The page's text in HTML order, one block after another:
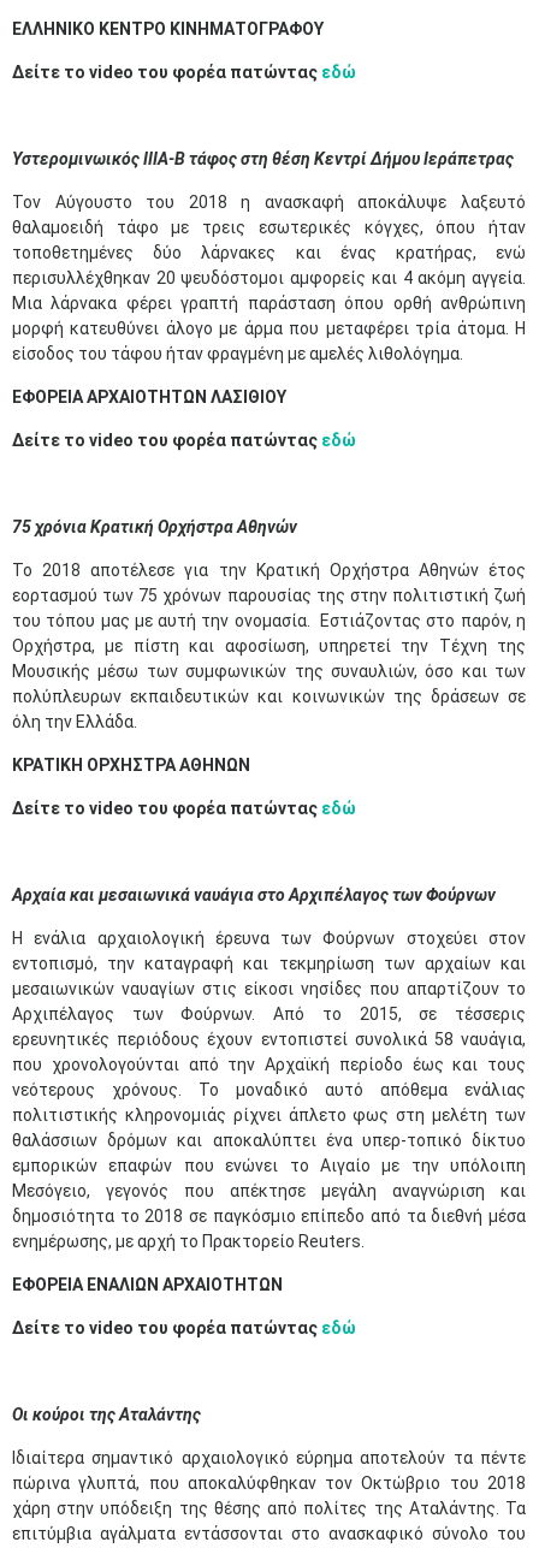
ΕΛΛΗΝΙΚΟ ΚΕΝΤΡΟ ΚΙΝΗΜΑΤΟΓΡΑΦΟΥ
Δείτε το video του φορέα πατώντας εδώ
Υστερομινωικός ΙΙΙΑ-Β τάφος στη θέση Κεντρί Δήμου Ιεράπετρας
Τον Αύγουστο του 2018 η ανασκαφή αποκάλυψε λαξευτό
θαλαμοειδή τάφο με τρεις εσωτερικές κόγχες, όπου ήταν
τοποθετημένες δύο λάρνακες και ένας κρατήρας, ενώ
περισυλλέχθηκαν 20 ψευδόστομοι αμφορείς και 4 ακόμη αγγεία.
Μια λάρνακα φέρει γραπτή παράσταση όπου ορθή ανθρώπινη
μορφή κατευθύνει άλογο με άρμα που μεταφέρει τρία άτομα. Η
είσοδος του τάφου ήταν φραγμένη με αμελές λιθολόγημα.
ΕΦΟΡΕΙΑ ΑΡΧΑΙΟΤΗΤΩΝ ΛΑΣΙΘΙΟΥ
Δείτε το video του φορέα πατώντας εδώ
75 χρόνια Κρατική Ορχήστρα Αθηνών
Το 2018 αποτέλεσε για την Κρατική Ορχήστρα Αθηνών έτος
εορτασμού των 75 χρόνων παρουσίας της στην πολιτιστική ζωή
του τόπου μας με αυτή την ονομασία. Εστιάζοντας στο παρόν, η
Ορχήστρα, με πίστη και αφοσίωση, υπηρετεί την Τέχνη της
Μουσικής μέσω των συμφωνικών της συναυλιών, όσο και των
πολύπλευρων εκπαιδευτικών και κοινωνικών της δράσεων σε
όλη την Ελλάδα.
ΚΡΑΤΙΚΗ ΟΡΧΗΣΤΡΑ ΑΘΗΝΩΝ
Δείτε το video του φορέα πατώντας εδώ
Αρχαία και μεσαιωνικά ναυάγια στο Αρχιπέλαγος των Φούρνων
Η ενάλια αρχαιολογική έρευνα των Φούρνων στοχεύει στον
εντοπισμό, την καταγραφή και τεκμηρίωση των αρχαίων και
μεσαιωνικών ναυαγίων στις είκοσι νησίδες που απαρτίζουν το
Αρχιπέλαγος των Φούρνων. Από το 2015, σε τέσσερις
ερευνητικές περιόδους έχουν εντοπιστεί συνολικά 58 ναυάγια,
που χρονολογούνται από την Αρχαϊκή περίοδο έως και τους
νεότερους χρόνους. Το μοναδικό αυτό απόθεμα ενάλιας
πολιτιστικής κληρονομιάς ρίχνει άπλετο φως στη μελέτη των
θαλάσσιων δρόμων και αποκαλύπτει ένα υπερ-τοπικό δίκτυο
εμπορικών επαφών που ενώνει το Αιγαίο με την υπόλοιπη
Μεσόγειο, γεγονός που απέκτησε μεγάλη αναγνώριση και
δημοσιότητα το 2018 σε παγκόσμιο επίπεδο από τα διεθνή μέσα
ενημέρωσης, με αρχή το Πρακτορείο Reuters.
ΕΦΟΡΕΙΑ ΕΝΑΛΙΩΝ ΑΡΧΑΙΟΤΗΤΩΝ
Δείτε το video του φορέα πατώντας εδώ
Οι κούροι της Αταλάντης
Ιδιαίτερα σημαντικό αρχαιολογικό εύρημα αποτελούν τα πέντε
πώρινα γλυπτά, που αποκαλύφθηκαν τον Οκτώβριο του 2018
χάρη στην υπόδειξη της θέσης από πολίτες της Αταλάντης. Τα
επιτύμβια αγάλματα εντάσσονται στο ανασκαφικό σύνολο του